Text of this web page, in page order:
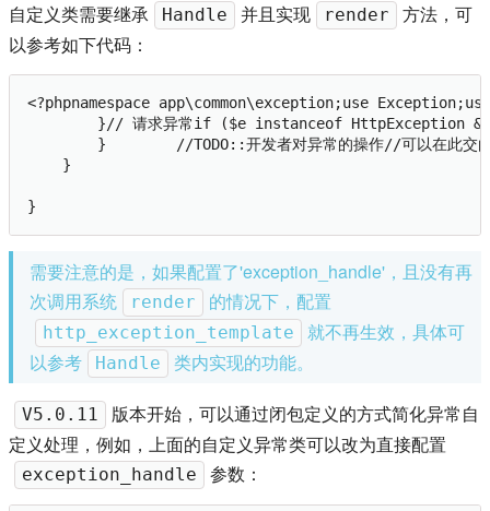
自定义类需要继承 Handle 并且实现 render
方法，可
以参考如下代码：
<?phpnamespace app\common\exception;use
}// 请求异常if ($e instanceof HttpException &&
}        //TODO::开发者对异常的操作//可以在此交
}
}
需要注意的是，如果配置了'exception_handle'，且没有再
次调用系统
render 的情况下，配置
http_exception_template
就不再生效，具体可
以参考
Handle 类内实现的功能。
V5.0.11
版本开始，可以通过闭包定义的方式简化异常自
定义处理，例如，上面的自定义异常类可以改为直接配置
exception_handle 参数：